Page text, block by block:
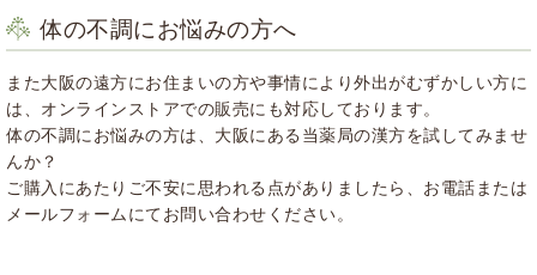
体の不調にお悩みの方へ
また大阪の遠方にお住まいの方や事情により外出がむずかしい方に
は、オンラインストアでの販売にも対応しております。
体の不調にお悩みの方は、大阪にある当薬局の漢方を試してみませ
んか？
ご購入にあたりご不安に思われる点がありましたら、お電話または
メールフォームにてお問い合わせください。